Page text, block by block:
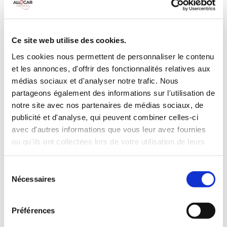
Ce site web utilise des cookies.
Les cookies nous permettent de personnaliser le contenu
et les annonces, d'offrir des fonctionnalités relatives aux
médias sociaux et d'analyser notre trafic. Nous
partageons également des informations sur l'utilisation de
notre site avec nos partenaires de médias sociaux, de
publicité et d'analyse, qui peuvent combiner celles-ci
avec d'autres informations que vous leur avez fournies
ou qu'ils ont collectées lors de votre utilisation de leurs
Nécessaires
Préférences
Diesel
INCLUS À LA LOCATION
Killométrage illimité
Assurance tous risques (hors franchise)
Carburant : plein à rendre plein
CONDITIONS DE LOCATION
Age minimum :20 ans